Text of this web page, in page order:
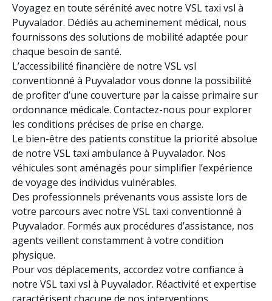
Voyagez en toute sérénité avec notre VSL taxi vsl à
Puyvalador. Dédiés au acheminement médical, nous
fournissons des solutions de mobilité adaptée pour
chaque besoin de santé.
L’accessibilité financière de notre VSL vsl
conventionné à Puyvalador vous donne la possibilité
de profiter d’une couverture par la caisse primaire sur
ordonnance médicale. Contactez-nous pour explorer
les conditions précises de prise en charge.
Le bien-être des patients constitue la priorité absolue
de notre VSL taxi ambulance à Puyvalador. Nos
véhicules sont aménagés pour simplifier l’expérience
de voyage des individus vulnérables.
Des professionnels prévenants vous assiste lors de
votre parcours avec notre VSL taxi conventionné à
Puyvalador. Formés aux procédures d’assistance, nos
agents veillent constamment à votre condition
physique.
Pour vos déplacements, accordez votre confiance à
notre VSL taxi vsl à Puyvalador. Réactivité et expertise
caractérisent chacune de nos interventions.